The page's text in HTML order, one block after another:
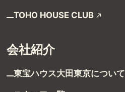
TOHO HOUSE CLUB
会社紹介
東宝ハウス大田東京について